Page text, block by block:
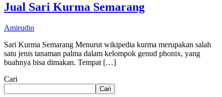
Jual Sari Kurma Semarang
Amirudin
Sari Kurma Semarang Menurut wikipedia kurma merupakan salah
satu jenis tanaman palma dalam kelompok genud phonix, yang
buahnya bisa dimakan. Tempat […]
Cari
Cari